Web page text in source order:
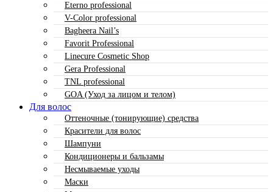
Eterno professional
V-Color professional
Bagheera Nail’s
Favorit Professional
Linecure Cosmetic Shop
Gera Professional
TNL professional
GOA (Уход за лицом и телом)
Для волос
Оттеночные (тонирующие) средства
Красители для волос
Шампуни
Кондиционеры и бальзамы
Несмываемые уходы
Маски